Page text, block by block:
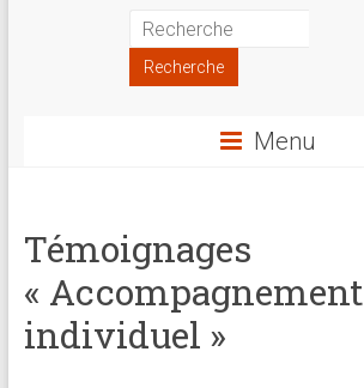
Psychologue
en
thérapie
brève
Menu
Témoignages
« Accompagnement
individuel »